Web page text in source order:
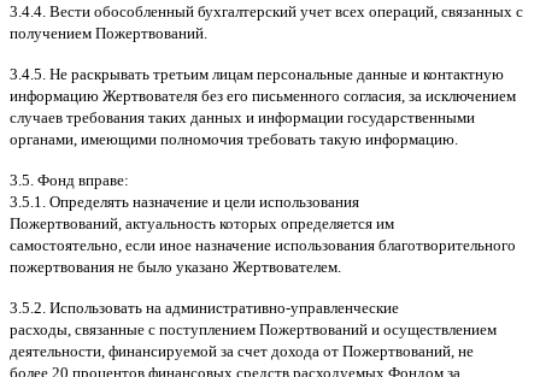
3.4.4. Вести обособленный бухгалтерский учет всех операций связанных с
получением Пожертвований
3.4.5. Не раскрывать третьим лицам персональные данные и контактную
информацию Жертвователя без его письменного согласия за исключением
случаев требования таких данных и информации государственными
органами имеющими полномочия требовать такую информацию
3.5. Фонд вправе:
3.5.1. Определять назначение и цели использования
Пожертвований актуальность которых определяется им
самостоятельно если иное назначение использования благотворительного
пожертвования не было указано Жертвователем
3.5.2. Использовать на административно-управленческие
расходы связанные с поступлением Пожертвований и осуществлением
деятельности финансируемой за счет дохода от Пожертвований не
более 20 процентов финансовых средств расходуемых Фондом за